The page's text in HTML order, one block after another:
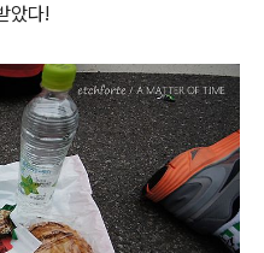
았다!